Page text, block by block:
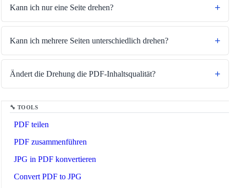
🔗Related Tools
📄PDF-Tools
🔧 TOOLS
PDF teilen
PDF zusammenführen
JPG in PDF konvertieren
Convert PDF to JPG
Kann ich nur eine Seite drehen?
Kann ich mehrere Seiten unterschiedlich drehen?
Ändert die Drehung die PDF-Inhaltsqualität?